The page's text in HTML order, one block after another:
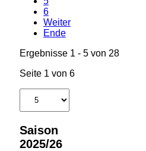
6
Weiter
Ende
Ergebnisse 1 - 5 von 28
Seite 1 von 6
Saison
2025/26